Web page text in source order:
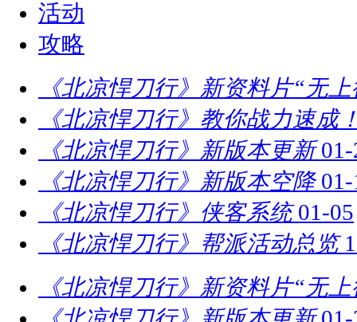
活动
攻略
《北凉悍刀行》新资料片“无
《北凉悍刀行》教你战力速成
《北凉悍刀行》新版本更新
《北凉悍刀行》新版本空降
《北凉悍刀行》侠客系统 01-05
《北凉悍刀行》帮派活动总览
《北凉悍刀行》新资料片“无